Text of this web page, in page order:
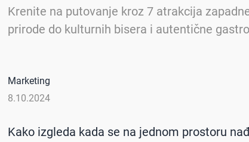
Krenite na putovanje kroz 7 atrakcija
prirode do kulturnih bisera i autentične
Marketing
8.10.2024
Kako izgleda kada se na jednom prostoru